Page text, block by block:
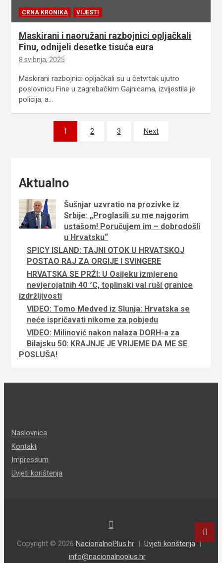
CRNA KRONIKA VIJESTI
Maskirani i naoružani razbojnici opljačkali
Finu, odnijeli desetke tisuća eura
8 svibnja, 2025
Maskirani razbojnici opljačkali su u četvrtak ujutro
poslovnicu Fine u zagrebačkim Gajnicama, izvijestila je
policija, a…
stranica
1 2 3 Next
Aktualno
Šušnjar uzvratio na prozivke iz
Srbije: „Proglasili su me najgorim
ustašom! Poručujem im – dobrodošli
u Hrvatsku“
SPICY ISLAND: TAJNI OTOK U HRVATSKOJ
POSTAO RAJ ZA ORGIJE I SVINGERE
HRVATSKA SE PRŽI: U Osijeku izmjereno
nevjerojatnih 40 °C, toplinski val ruši granice
izdržljivosti
VIDEO: Tomo Medved iz Slunja: Hrvatska se
neće ispričavati nikome za pobjedu
VIDEO: Milinović nakon nalaza DORH-a za
Bilajsku 50: KRAJNJE JE VRIJEME DA ME SE
POSLUŠA!
Naslovnica
Kontakt
Impressum
Uvjeti korištenja
Copyright © 2026 NacionalnoPlus.hr
Uvjeti korištenja
info@nacionalnoplus.hr